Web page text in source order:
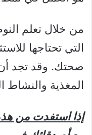
من خلال تعلم
التي تحتاجها
صحتك. وقد تجد
المغذية
إذا استفدت من